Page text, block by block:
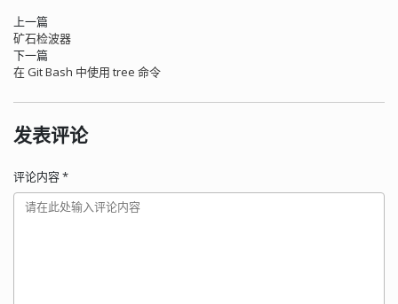
上一篇
矿石检波器
下一篇
在 Git Bash 中使用 tree 命令
发表评论
评论内容*